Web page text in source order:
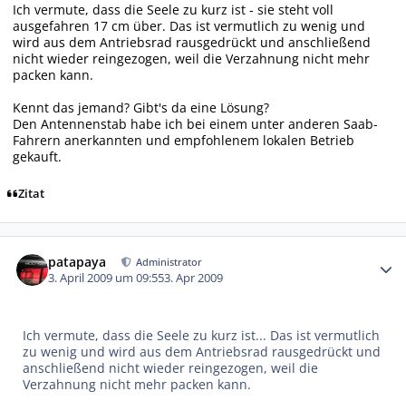
Ich vermute, dass die Seele zu kurz ist - sie steht voll
ausgefahren 17 cm über. Das ist vermutlich zu wenig und
wird aus dem Antriebsrad rausgedrückt und anschließend
nicht wieder reingezogen, weil die Verzahnung nicht mehr
packen kann.
Kennt das jemand? Gibt's da eine Lösung?
Den Antennenstab habe ich bei einem unter anderen Saab-
Fahrern anerkannten und empfohlenem lokalen Betrieb
gekauft.
Zitat
patapaya Administrator
3. April 2009 um 09:553. Apr 2009
Ich vermute, dass die Seele zu kurz ist... Das ist vermutlich
zu wenig und wird aus dem Antriebsrad rausgedrückt und
anschließend nicht wieder reingezogen, weil die
Verzahnung nicht mehr packen kann.